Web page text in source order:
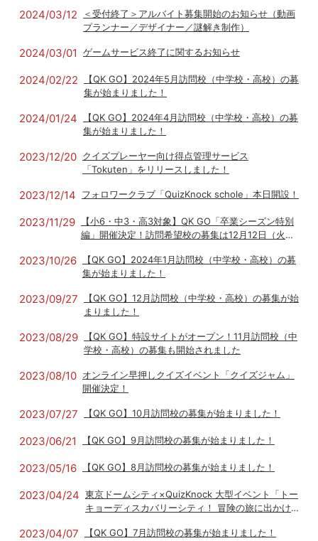
2024/03/12
＜受付終了＞アルバイト募集開始のお知らせ（動画
プランナー／デザイナー／謎解き制作）
2024/03/01 ゲームサービス終了に関するお知らせ
2024/02/22
【QK GO】2024年5月訪問校（中学校・高校）の募
集が始まりました！
2024/01/24
【QK GO】2024年4月訪問校（中学校・高校）の募
集が始まりました！
2023/12/20 クイズプレーヤー向け得点管理サービス
「Tokuten」をリリースしました！
2023/12/14 フォロワークラブ「QuizKnock schole」本日開設！
2023/11/29
【小6・中3・高3対象】QK GO「卒業シーズン特別
編」開催決定！訪問希望校の募集は12月12日（火）
2023/10/26
【QK GO】2024年1月訪問校（中学校・高校）の募
集が始まりました！
2023/09/27
【QK GO】12月訪問校（中学校・高校）の募集が始
まりました！
2023/08/29
【QK GO】特設サイトがオープン！11月訪問校（中
学校・高校）の募集も開始されました
2023/08/10 オンライン早押しクイズイベント「クイズジャム」
開催決定！
2023/07/27 【QK GO】10月訪問校の募集が始まりました！
2023/06/21 【QK GO】9月訪問校の募集が始まりました！
2023/05/16 【QK GO】8月訪問校の募集が始まりました！
2023/04/24 東京ドームシティ×QuizKnock 大型イベント「トー
キョーディスカバリーシティ！ 冒険の旅に出かけ
2023/04/07 【QK GO】7月訪問校の募集が始まりました！